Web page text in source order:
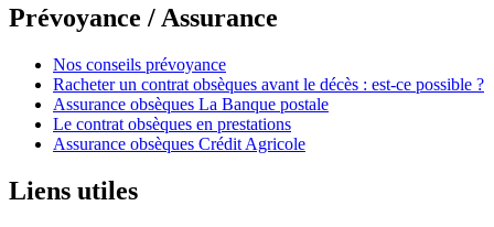
Prévoyance / Assurance
Nos conseils prévoyance
Racheter un contrat obsèques avant le décès : est-ce possible ?
Assurance obsèques La Banque postale
Le contrat obsèques en prestations
Assurance obsèques Crédit Agricole
Liens utiles